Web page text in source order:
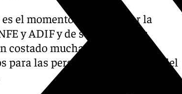
es el momento de garantizar la
y ADIF y de sus convenios
costado muchas horas de
para las personas trabajadoras del